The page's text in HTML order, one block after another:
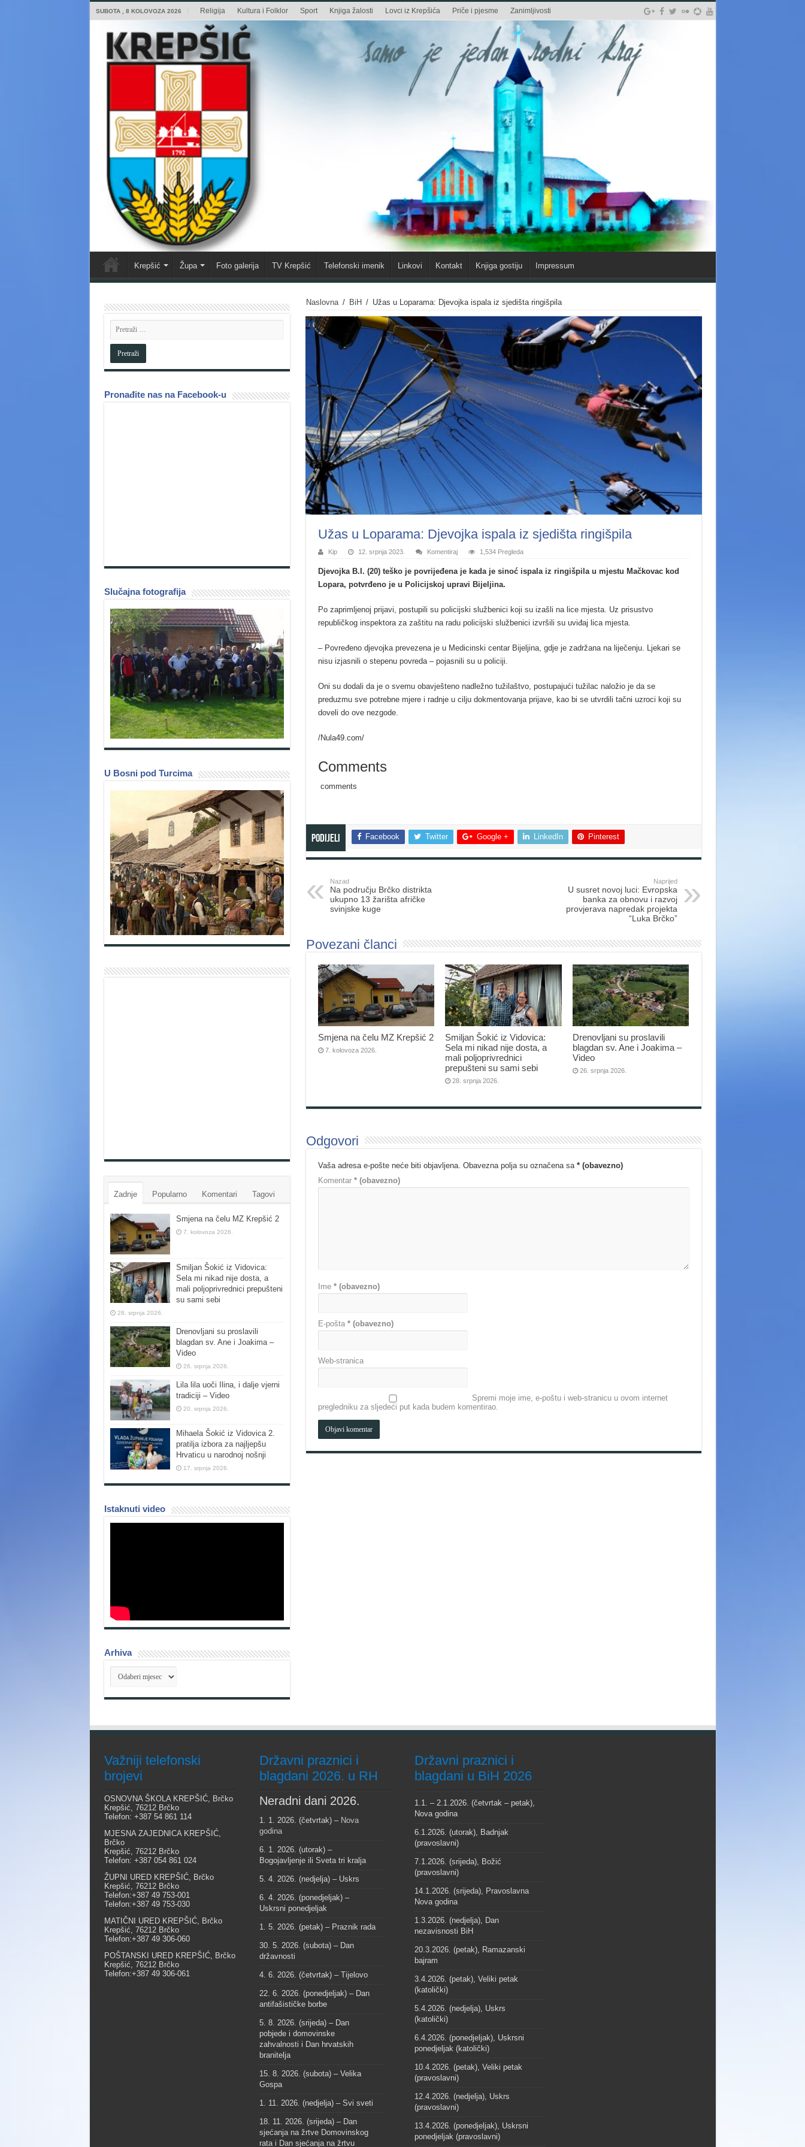
SUBOTA , 8 KOLOVOZA 2026 Religija Kultura i Folklor Sport Knjiga žalosti Lovci iz Krepšića Priče i pjesme Zanimljivosti
Krepšić Župa Foto galerija TV Krepšić Telefonski imenik Linkovi Kontakt Knjiga gostiju Impressum
Naslovna / BiH / Užas u Loparama: Djevojka ispala iz sjedišta ringišpila
Užas u Loparama: Djevojka ispala iz sjedišta ringišpila
Kip 12. srpnja 2023. Komentiraj 1,534 Pregleda
Djevojka B.I. (20) teško je povrijeđena je kada je sinoć ispala iz ringišpila u mjestu Mačkovac kod
Lopara, potvrđeno je u Policijskoj upravi Bijeljina.
Po zaprimljenoj prijavi, postupili su policijski službenici koji su izašli na lice mjesta. Uz prisustvo
republičkog inspektora za zaštitu na radu policijski službenici izvršili su uviđaj lica mjesta.
– Povređeno djevojka prevezena je u Medicinski centar Bijeljina, gdje je zadržana na liječenju. Ljekari se
nisu izjasnili o stepenu povreda – pojasnili su u policiji.
Oni su dodali da je o svemu obavješteno nadležno tužilaštvo, postupajući tužilac naložio je da se
preduzmu sve potrebne mjere i radnje u cilju dokmentovanja prijave, kao bi se utvrdili tačni uzroci koji su
doveli do ove nezgode.
/Nula49.com/
Comments
comments
Podijeli Facebook Twitter Google + LinkedIn Pinterest
Nazad
Na području Brčko distrikta
ukupno 13 žarišta afričke
svinjske kuge
Naprijed
U susret novoj luci: Evropska
banka za obnovu i razvoj
provjerava napredak projekta
“Luka Brčko”
Povezani članci
Smjena na čelu MZ Krepšić 2
7. kolovoza 2026.
Smiljan Šokić iz Vidovica:
Sela mi nikad nije dosta, a
mali poljoprivrednici
prepušteni su sami sebi
28. srpnja 2026.
Drenovljani su proslavili
blagdan sv. Ane i Joakima –
Video
26. srpnja 2026.
Odgovori
Vaša adresa e-pošte neće biti objavljena. Obavezna polja su označena sa * (obavezno)
Komentar * (obavezno)
Ime * (obavezno)
E-pošta * (obavezno)
Web-stranica
Spremi moje ime, e-poštu i web-stranicu u ovom internet
pregledniku za sljedeći put kada budem komentirao.
Pronađite nas na Facebook-u
Slučajna fotografija
U Bosni pod Turcima
Zadnje Popularno Komentari Tagovi
Smjena na čelu MZ Krepšić 2
7. kolovoza 2026.
Smiljan Šokić iz Vidovica:
Sela mi nikad nije dosta, a
mali poljoprivrednici prepušteni
su sami sebi
28. srpnja 2026.
Drenovljani su proslavili
blagdan sv. Ane i Joakima –
Video
26. srpnja 2026.
Lila lila uoči Ilina, i dalje vjerni
tradiciji – Video
20. srpnja 2026.
Mihaela Šokić iz Vidovica 2.
pratilja izbora za najljepšu
Hrvaticu u narodnoj nošnji
17. srpnja 2026.
Istaknuti video
Arhiva
Arhiva
Važniji telefonski
brojevi
OSNOVNA ŠKOLA KREPŠIĆ, Brčko
Krepšić, 76212 Brčko
Telefon: +387 54 861 114
MJESNA ZAJEDNICA KREPŠIĆ,
Brčko
Krepšić, 76212 Brčko
Telefon: +387 054 861 024
ŽUPNI URED KREPŠIĆ, Brčko
Krepšić, 76212 Brčko
Telefon:+387 49 753-001
Telefon:+387 49 753-030
MATIČNI URED KREPŠIĆ, Brčko
Krepšić, 76212 Brčko
Telefon:+387 49 306-060
POŠTANSKI URED KREPŠIĆ, Brčko
Krepšić, 76212 Brčko
Telefon:+387 49 306-061
Državni praznici i
blagdani 2026. u RH
Neradni dani 2026.
1. 1. 2026. (četvrtak) – Nova
godina
6. 1. 2026. (utorak) –
Bogojavljenje ili Sveta tri kralja
5. 4. 2026. (nedjelja) – Uskrs
6. 4. 2026. (ponedjeljak) –
Uskrsni ponedjeljak
1. 5. 2026. (petak) – Praznik rada
30. 5. 2026. (subota) – Dan
državnosti
4. 6. 2026. (četvrtak) – Tijelovo
22. 6. 2026. (ponedjeljak) – Dan
antifašističke borbe
5. 8. 2026. (srijeda) – Dan
pobjede i domovinske
zahvalnosti i Dan hrvatskih
branitelja
15. 8. 2026. (subota) – Velika
Gospa
1. 11. 2026. (nedjelja) – Svi sveti
18. 11. 2026. (srijeda) – Dan
sjećanja na žrtve Domovinskog
rata i Dan sjećanja na žrtvu
Državni praznici i
blagdani u BiH 2026
1.1. – 2.1.2026. (četvrtak – petak),
Nova godina
6.1.2026. (utorak), Badnjak
(pravoslavni)
7.1.2026. (srijeda), Božić
(pravoslavni)
14.1.2026. (srijeda), Pravoslavna
Nova godina
1.3.2026. (nedjelja), Dan
nezavisnosti BiH
20.3.2026. (petak), Ramazanski
bajram
3.4.2026. (petak), Veliki petak
(katolički)
5.4.2026. (nedjelja), Uskrs
(katolički)
6.4.2026. (ponedjeljak), Uskrsni
ponedjeljak (katolički)
10.4.2026. (petak), Veliki petak
(pravoslavni)
12.4.2026. (nedjelja), Uskrs
(pravoslavni)
13.4.2026. (ponedjeljak), Uskrsni
ponedjeljak (pravoslavni)